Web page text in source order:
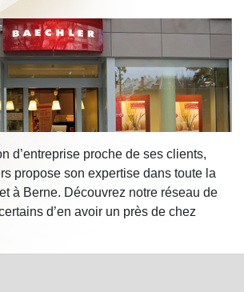
d’entreprise proche de ses clients,
propose son expertise dans toute la
à Berne. Découvrez notre réseau de
d’en avoir un près de chez